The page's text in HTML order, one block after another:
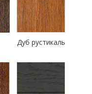
Дуб рустикаль